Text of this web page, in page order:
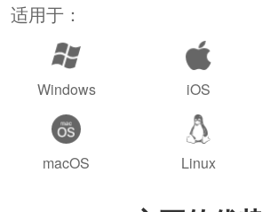
适用于：
Windows iOS
macOS Linux